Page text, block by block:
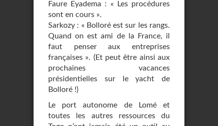
Faure Eyadema : « Les procédures
sont en cours ».
Sarkozy : « Bolloré est sur les rangs.
Quand on est ami de la France, il
faut penser aux entreprises
françaises ». (Et peut être ainsi aux
prochaines vacances
présidentielles sur le yacht de
Bolloré !)
Le port autonome de Lomé et
toutes les autres ressources du